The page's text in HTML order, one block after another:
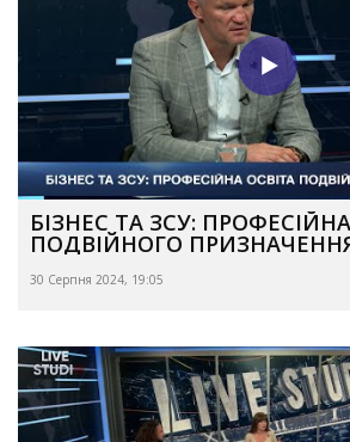
БІЗНЕС ТА ЗСУ:
ПОДВІЙНОГО
30 Серпня 2024, 19:05